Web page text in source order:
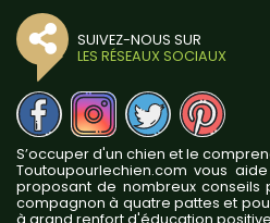
SUIVEZ-NOUS SUR
LES RÉSEAUX SOCIAUX
S’occuper d'un chien et le
Toutoupourlechien.com vous
proposant de nombreux conseils
compagnon à quatre pattes et
à grand renfort d'éducation